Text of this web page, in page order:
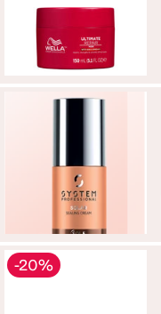
-20%